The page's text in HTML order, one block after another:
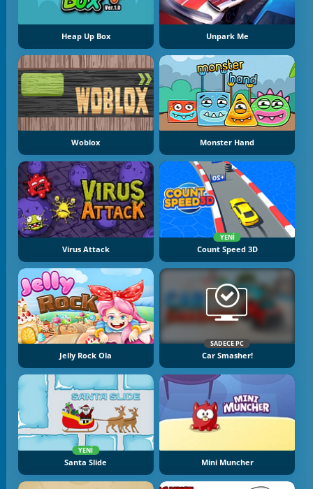
Heap Up Box Unpark Me
Woblox Monster Hand
Virus Attack
YENI
Count Speed 3D
Jelly Rock Ola
SADECE PC
Car Smasher!
YENI
Santa Slide Mini Muncher